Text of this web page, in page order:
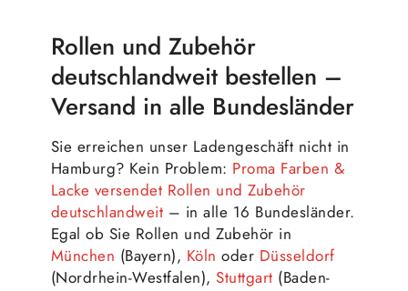
Rollen und Zubehör
deutschlandweit bestellen –
Versand in alle Bundesländer
Sie erreichen unser Ladengeschäft nicht in
Hamburg? Kein Problem: Proma Farben &
Lacke versendet Rollen und Zubehör
deutschlandweit – in alle 16 Bundesländer.
Egal ob Sie Rollen und Zubehör in
München (Bayern), Köln oder Düsseldorf
(Nordrhein-Westfalen),Stuttgart (Baden-